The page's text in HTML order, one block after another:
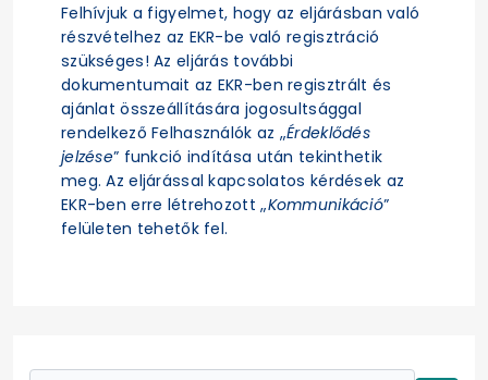
Felhívjuk a figyelmet, hogy az eljárásban való
részvételhez az EKR-be való regisztráció
szükséges! Az eljárás további
dokumentumait az EKR-ben regisztrált és
ajánlat összeállítására jogosultsággal
rendelkező Felhasználók az „Érdeklődés
jelzése” funkció indítása után tekinthetik
meg. Az eljárással kapcsolatos kérdések az
EKR-ben erre létrehozott „Kommunikáció”
felületen tehetők fel.